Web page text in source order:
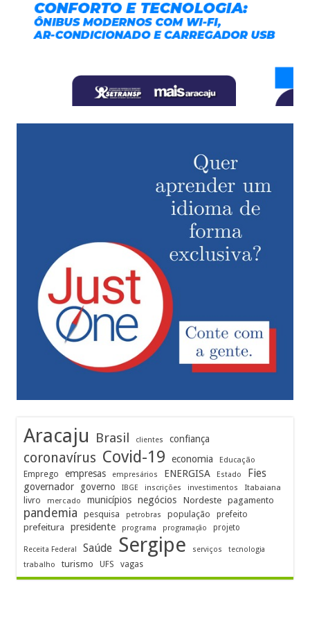
Aracaju Brasil clientes confiança
coronavírus Covid-19 economia Educação
Emprego empresas empresários ENERGISA Estado Fies
governador governo IBGE inscrições investimentos Itabaiana
livro mercado municípios negócios Nordeste pagamento
pandemia pesquisa petrobras população prefeito
prefeitura presidente programa programação projeto
Receita Federal Saúde Sergipe serviços
tecnologia
trabalho
turismo UFS vagas